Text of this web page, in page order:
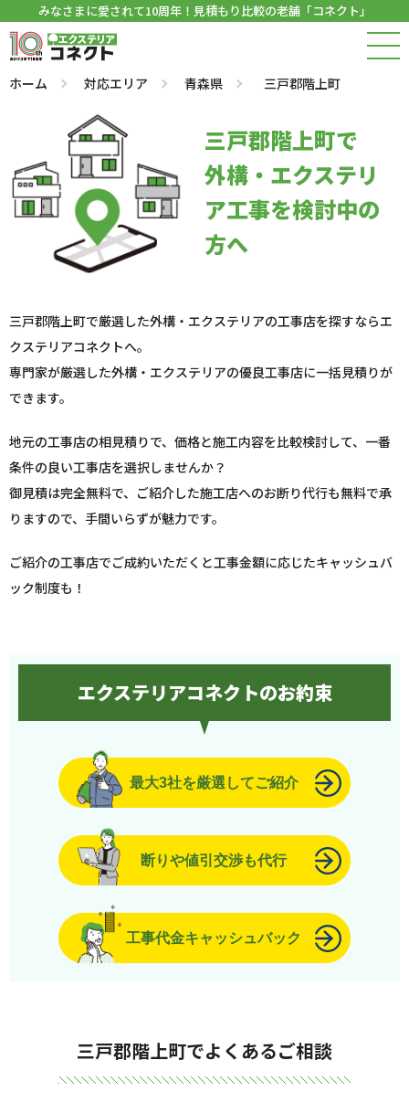
みなさまに愛されて10周年！見積もり比較の老舗「コネクト」
ホーム 対応エリア 青森県 三戸郡階上町
三戸郡階上町で
外構・エクステリ
ア工事を検討中の
方へ
三戸郡階上町で厳選した外構・エクステリアの工事店を探すならエ
クステリアコネクトへ。
専門家が厳選した外構・エクステリアの優良工事店に一括見積りが
できます。
地元の工事店の相見積りで、価格と施工内容を比較検討して、一番
条件の良い工事店を選択しませんか？
御見積は完全無料で、ご紹介した施工店へのお断り代行も無料で承
りますので、手間いらずが魅力です。
ご紹介の工事店でご成約いただくと工事金額に応じたキャッシュバ
ック制度も！
エクステリアコネクトのお約束
最大3社を厳選してご紹介
断りや値引交渉も代行
工事代金キャッシュバック
三戸郡階上町でよくあるご相談